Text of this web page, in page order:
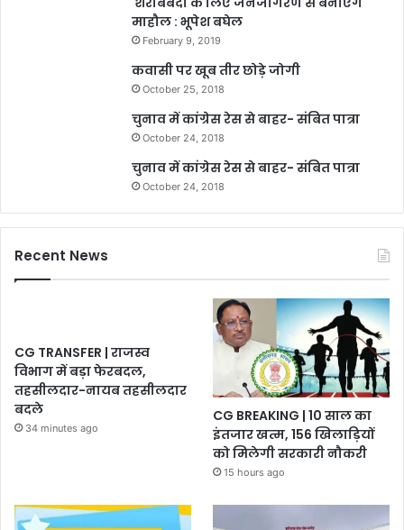
माहौल : भूपेश बघेल
February 9, 2019
कवासी पर खूब तीर छोड़े जोगी
October 25, 2018
चुनाव में कांग्रेस रेस से बाहर- संबित पात्रा
October 24, 2018
चुनाव में कांग्रेस रेस से बाहर- संबित पात्रा
October 24, 2018
Recent News
CG TRANSFER | राजस्व
विभाग में बड़ा फेरबदल,
तहसीलदार-नायब तहसीलदार
बदले
34 minutes ago
CG BREAKING | 10 साल का
इंतजार खत्म, 156 खिलाड़ियों
को मिलेगी सरकारी नौकरी
15 hours ago